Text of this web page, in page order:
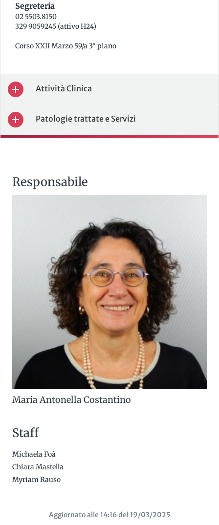
Segreteria
02 5503.8150
329 9059245 (attivo H24)
Corso XXII Marzo 59/a 3° piano
Attività Clinica
Patologie trattate e Servizi
Responsabile
Maria Antonella Costantino
Staff
Michaela Foà
Chiara Mastella
Myriam Rauso
Aggiornato alle 14:16 del 19/03/2025